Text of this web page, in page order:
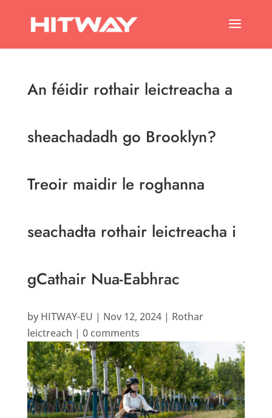
An féidir rothair leictreacha a
sheachadadh go Brooklyn?
Treoir maidir le roghanna
seachadta rothair leictreacha i
gCathair Nua-Eabhrac
by HITWAY-EU | Nov 12, 2024| Rothar
leictreach | 0 comments